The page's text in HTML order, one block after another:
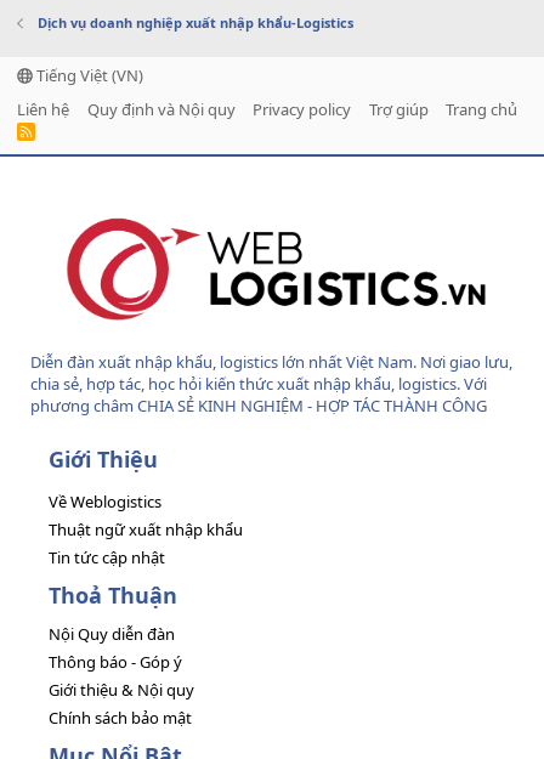
Dịch vụ doanh nghiệp xuất nhập khẩu-Logistics
Tiếng Việt (VN)
Liên hệ
Quy định và Nội quy Privacy policy Trợ giúp Trang chủ
R
Diễn đàn xuất nhập khẩu, logistics lớn nhất Việt Nam. Nơi giao lưu,
chia sẻ, hợp tác, học hỏi kiến thức xuất nhập khẩu, logistics. Với
phương châm CHIA SẺ KINH NGHIỆM - HỢP TÁC THÀNH CÔNG
Giới Thiệu
Về Weblogistics
Thuật ngữ xuất nhập khẩu
Tin tức cập nhật
Thoả Thuận
Nội Quy diễn đàn
Thông báo - Góp ý
Giới thiệu & Nội quy
Chính sách bảo mật